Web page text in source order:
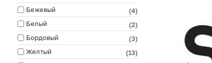
Бежевый
(4)
Белый
(2)
Бордовый
(3)
Желтый
(13)